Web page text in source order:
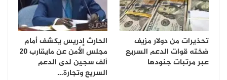
تحذيرات من دولار مزيف
ضخته قوات الدعم السريع
عبر مرتبات جنودها
الحارث إدريس يكشف أمام
مجلس الأمن عن مايقارب 20
ألف سجين لدى الدعم
السريع وتجارة…